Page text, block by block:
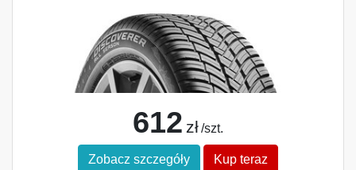
612 zł /szt.
Zobacz szczegóły Kup teraz